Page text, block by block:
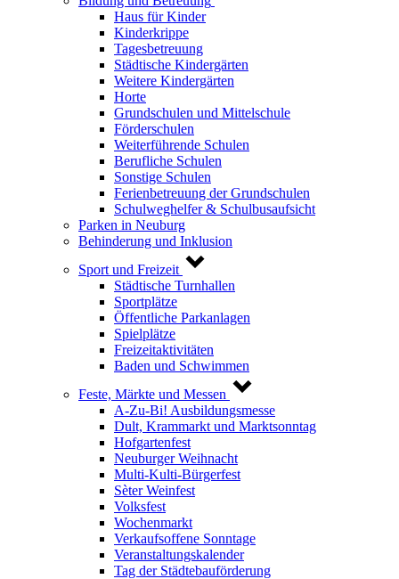
Haus für Kinder
Kinderkrippe
Tagesbetreuung
Städtische Kindergärten
Weitere Kindergärten
Horte
Grundschulen und Mittelschule
Förderschulen
Weiterführende Schulen
Berufliche Schulen
Sonstige Schulen
Ferienbetreuung der Grundschulen
Schulweghelfer & Schulbusaufsicht
Parken in Neuburg
Behinderung und Inklusion
Sport und Freizeit
Städtische Turnhallen
Sportplätze
Öffentliche Parkanlagen
Spielplätze
Freizeitaktivitäten
Baden und Schwimmen
Feste, Märkte und Messen
A-Zu-Bi! Ausbildungsmesse
Dult, Krammarkt und Marktsonntag
Hofgartenfest
Neuburger Weihnacht
Multi-Kulti-Bürgerfest
Sèter Weinfest
Volksfest
Wochenmarkt
Verkaufsoffene Sonntage
Veranstaltungskalender
Tag der Städtebauförderung